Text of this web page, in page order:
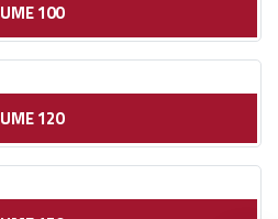
UME 100
UME 120